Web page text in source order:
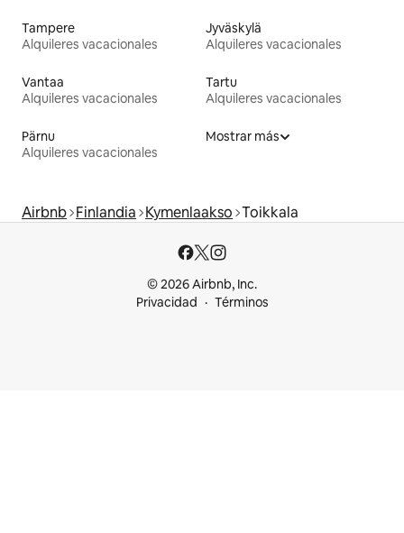
Tampere
Alquileres vacacionales
Jyväskylä
Alquileres vacacionales
Vantaa
Alquileres vacacionales
Tartu
Alquileres vacacionales
Pärnu
Alquileres vacacionales
Mostrar más
Airbnb Finlandia Kymenlaakso Toikkala
© 2026 Airbnb, Inc.
Privacidad
Términos